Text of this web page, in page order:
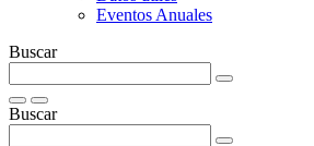
Eventos Anuales
Buscar
Buscar